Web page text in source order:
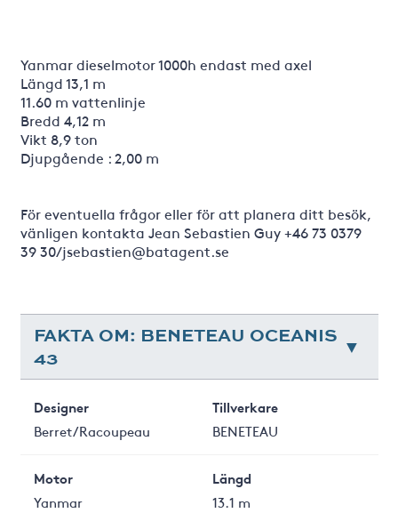
Yanmar dieselmotor 1000h endast med axel
Längd 13,1 m
11.60 m vattenlinje
Bredd 4,12 m
Vikt 8,9 ton
Djupgående : 2,00 m
För eventuella frågor eller för att planera ditt besök,
vänligen kontakta Jean Sebastien Guy +46 73 0379
39 30/jsebastien@batagent.se
FAKTA OM: BENETEAU OCEANIS
43
Designer
Berret/Racoupeau
Tillverkare
BENETEAU
Motor
Yanmar
Längd
13.1 m